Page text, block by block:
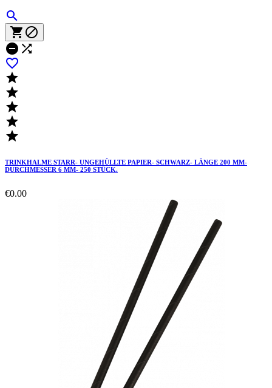

 
 






TRINKHALME STARR- UNGEHÜLLTE PAPIER- SCHWARZ- LÄNGE 200 MM-
DURCHMESSER 6 MM- 250 STÜCK.
€0.00